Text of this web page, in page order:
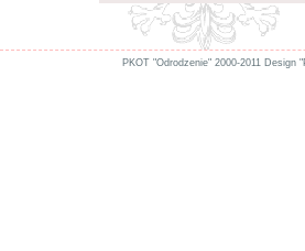
PKOT "Odrodzenie" 2000-2011 Design